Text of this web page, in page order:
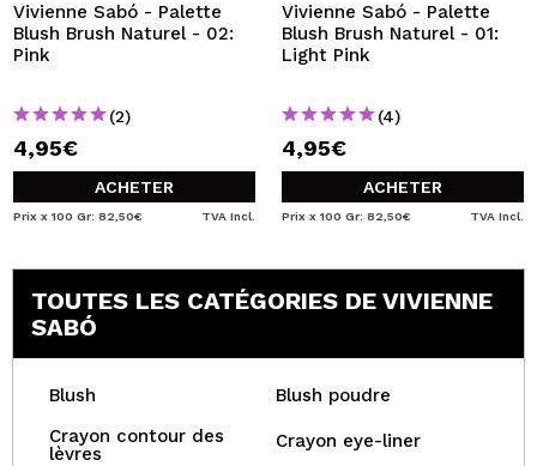
Vivienne Sabó - Palette
Blush Brush Naturel - 02:
Pink
(2)
4,95€
ACHETER
Prix x 100 Gr: 82,50€ TVA Incl.
Vivienne Sabó - Palette
Blush Brush Naturel - 01:
Light Pink
(4)
4,95€
ACHETER
Prix x 100 Gr: 82,50€ TVA Incl.
TOUTES LES CATÉGORIES DE VIVIENNE
SABÓ
Blush
Blush poudre
Crayon contour des
lèvres
Crayon eye-liner